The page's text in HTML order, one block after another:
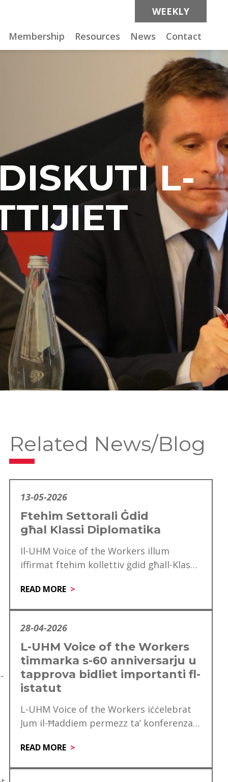
WEEKLY
Membership Resources News Contact
L-
Related News/Blog
13-05-2026
Ftehim Settorali Ġdid
għal Klassi Diplomatika
Il-UHM Voice of the Workers illum
iffirmat ftehim kollettiv ġdid għall-Klassi
mitt ħaddiem. Dan…
READ MORE
28-04-2026
L-UHM Voice of the Workers
timmarka s-60 anniversarju u
tapprova bidliet importanti fl-
istatut
L-UHM Voice of the Workers iċċelebrat
Jum il-Ħaddiem permezz ta’ konferenza
mfakkar ukoll is-60 anniversarju…
READ MORE